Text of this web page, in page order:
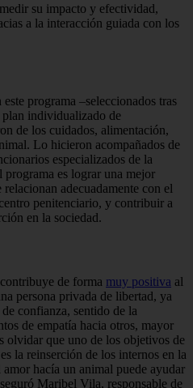
su impacto y efectividad,
a la interacción guiada con los
programa –seleccionados tras
individualizado de
de los cuidados, alimentación,
Lo hicieron acompañados de
especializados de la
es lograr una mejor
adecuadamente con el
penitenciario, y contribuir a
en la sociedad.
de forma muy positiva al
persona privada de libertad, ya
confianza, sentido de la
de empatía hacia otros, mayor
que uno de los objetivos de
la reinserción de los internos en la
hacía un animal puede ayudar
Maribel Vila, responsable de